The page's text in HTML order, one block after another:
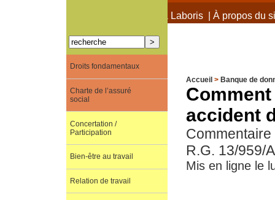
À propos de Terra Laboris| À propos du
Accueil > Banque de
Comment
accident
R.G. 13/959/A
Mis en ligne le
Droits fondamentaux
Charte de l’assuré
social
Concertation /
Participation
Bien-être au travail
Relation de travail